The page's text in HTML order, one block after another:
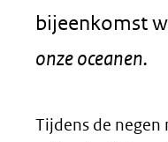
bijeenkomst
onze oceanen.
Tijdens de